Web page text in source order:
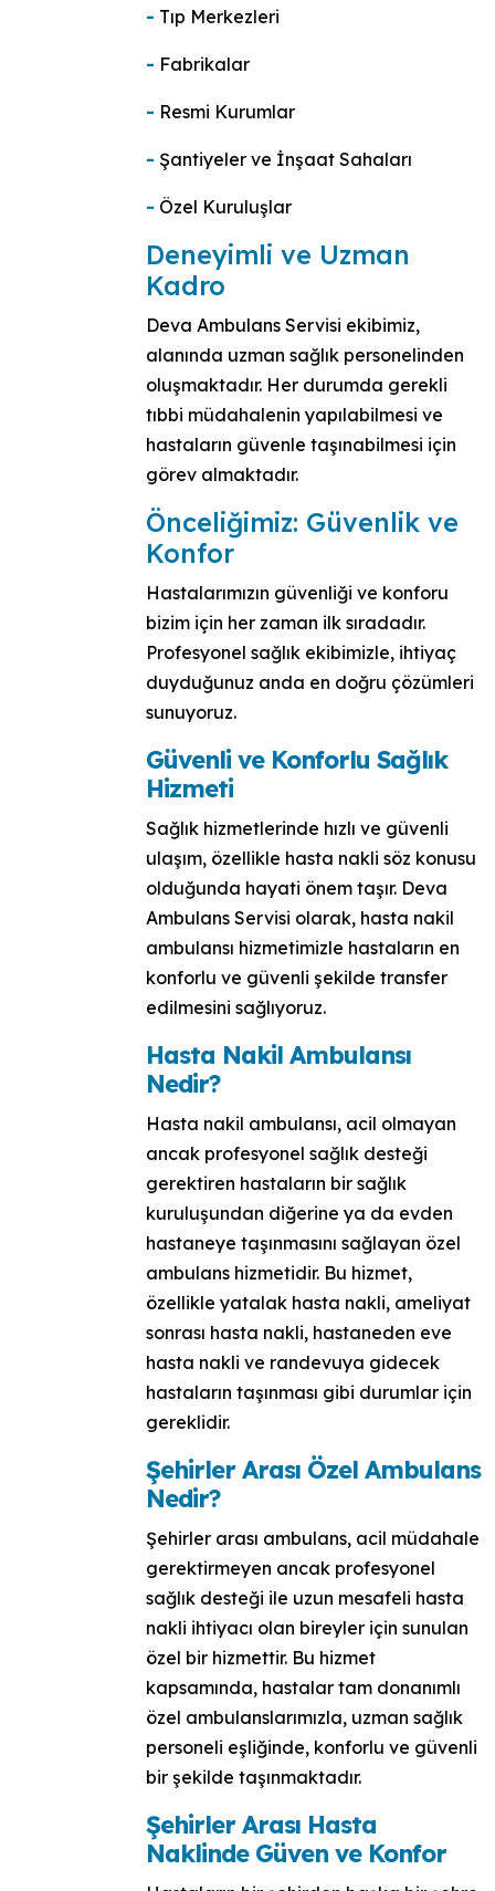
- Tıp Merkezleri
- Fabrikalar
- Resmi Kurumlar
- Şantiyeler ve İnşaat Sahaları
- Özel Kuruluşlar
Deneyimli ve Uzman
Kadro
Deva Ambulans Servisi ekibimiz,
alanında uzman sağlık personelinden
oluşmaktadır. Her durumda gerekli
tıbbi müdahalenin yapılabilmesi ve
hastaların güvenle taşınabilmesi için
görev almaktadır.
Önceliğimiz: Güvenlik ve
Konfor
Hastalarımızın güvenliği ve konforu
bizim için her zaman ilk sıradadır.
Profesyonel sağlık ekibimizle, ihtiyaç
duyduğunuz anda en doğru çözümleri
sunuyoruz.
Güvenli ve Konforlu Sağlık
Hizmeti
Sağlık hizmetlerinde hızlı ve güvenli
ulaşım, özellikle hasta nakli söz konusu
olduğunda hayati önem taşır. Deva
Ambulans Servisi olarak, hasta nakil
ambulansı hizmetimizle hastaların en
konforlu ve güvenli şekilde transfer
edilmesini sağlıyoruz.
Hasta Nakil Ambulansı
Nedir?
Hasta nakil ambulansı, acil olmayan
ancak profesyonel sağlık desteği
gerektiren hastaların bir sağlık
kuruluşundan diğerine ya da evden
hastaneye taşınmasını sağlayan özel
ambulans hizmetidir. Bu hizmet,
özellikle yatalak hasta nakli, ameliyat
sonrası hasta nakli, hastaneden eve
hasta nakli ve randevuya gidecek
hastaların taşınması gibi durumlar için
gereklidir.
Şehirler Arası Özel Ambulans
Nedir?
Şehirler arası ambulans, acil müdahale
gerektirmeyen ancak profesyonel
sağlık desteği ile uzun mesafeli hasta
nakli ihtiyacı olan bireyler için sunulan
özel bir hizmettir. Bu hizmet
kapsamında, hastalar tam donanımlı
özel ambulanslarımızla, uzman sağlık
personeli eşliğinde, konforlu ve güvenli
bir şekilde taşınmaktadır.
Şehirler Arası Hasta
Naklinde Güven ve Konfor